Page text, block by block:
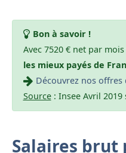
Bon à savoir !
Avec 7520 € net par mois
les mieux payés de
Découvrez nos
Source: Insee Avril 2019
Salaires brut